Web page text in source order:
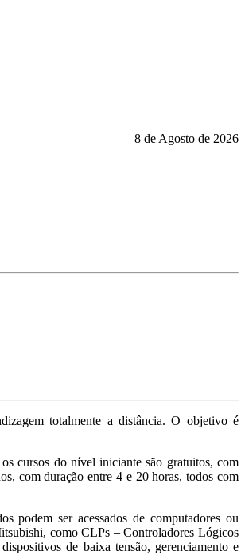
8 de Agosto de 2026
totalmente a distância. O objetivo é
cursos do nível iniciante são gratuitos, com
com duração entre 4 e 20 horas, todos com
podem ser acessados de computadores ou
como CLPs – Controladores Lógicos
de baixa tensão, gerenciamento e